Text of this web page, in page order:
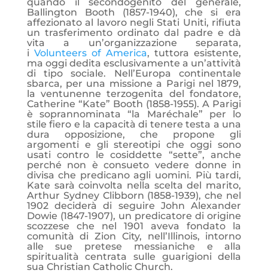
Ballington Booth (1857-1940), che si era
affezionato al lavoro negli Stati Uniti, rifiuta
un trasferimento ordinato dal padre e dà
vita a un’organizzazione separata,
i Volunteers of America, tuttora esistente,
ma oggi dedita esclusivamente a un’attività
di tipo sociale. Nell’Europa continentale
sbarca, per una missione a Parigi nel 1879,
la ventunenne terzogenita del fondatore,
Catherine “Kate” Booth (1858-1955). A Parigi
è soprannominata “la Maréchale” per lo
stile fiero e la capacità di tenere testa a una
dura opposizione, che propone gli
argomenti e gli stereotipi che oggi sono
usati contro le cosiddette “sette”, anche
perché non è consueto vedere donne in
divisa che predicano agli uomini. Più tardi,
Kate sarà coinvolta nella scelta del marito,
Arthur Sydney Clibborn (1858-1939), che nel
1902 deciderà di seguire John Alexander
Dowie (1847-1907), un predicatore di origine
scozzese che nel 1901 aveva fondato la
comunità di Zion City, nell’Illinois, intorno
alle sue pretese messianiche e alla
spiritualità centrata sulle guarigioni della
sua Christian Catholic Church.